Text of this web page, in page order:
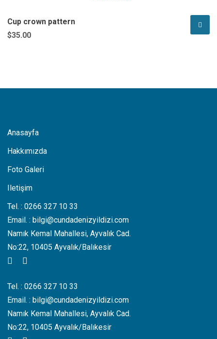
Cup crown pattern
$35.00
Anasayfa
Hakkımızda
Foto Galeri
Iletişim
Tel. : 0266 327 10 33
Email. : bilgi@cundadenizyildizi.com
Namık Kemal Mahallesi, Ayvalık Cad.
No:22, 10405 Ayvalık/Balıkesir
Tel. : 0266 327 10 33
Email. : bilgi@cundadenizyildizi.com
Namık Kemal Mahallesi, Ayvalık Cad.
No:22, 10405 Ayvalık/Balıkesir